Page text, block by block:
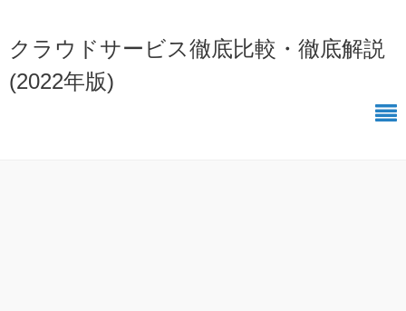
クラウドサービス徹底比較・徹底解説
(2022年版)